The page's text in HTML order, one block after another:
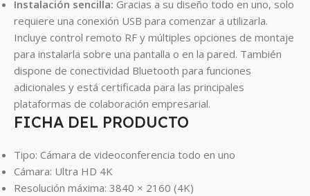
Instalación sencilla: Gracias a su diseño todo en uno, solo
requiere una conexión USB para comenzar a utilizarla.
Incluye control remoto RF y múltiples opciones de montaje
para instalarla sobre una pantalla o en la pared. También
dispone de conectividad Bluetooth para funciones
adicionales y está certificada para las principales
plataformas de colaboración empresarial.
FICHA DEL PRODUCTO
Tipo: Cámara de videoconferencia todo en uno
Cámara: Ultra HD 4K
Resolución máxima: 3840 × 2160 (4K)